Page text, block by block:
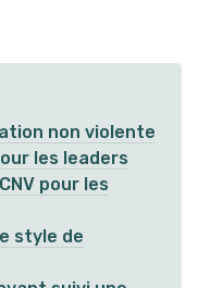
non violente
les leaders
pour les
style de